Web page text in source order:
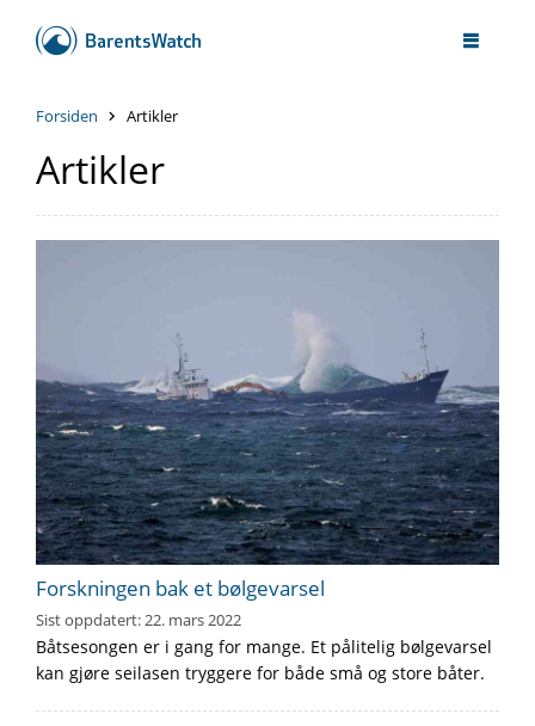
Forsiden Artikler
Artikler
Forskningen bak et bølgevarsel
Sist oppdatert: 22. mars 2022
Båtsesongen er i gang for mange. Et pålitelig bølgevarsel
kan gjøre seilasen tryggere for både små og store båter.